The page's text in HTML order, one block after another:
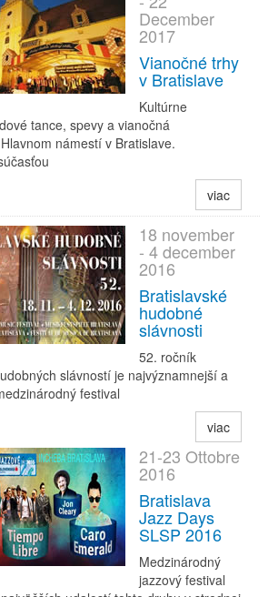
December
2017
Vianočné trhy
v Bratislave
Kultúrne
tance, spevy a vianočná
námestí v Bratislave.
viac
18 november
- 4 december
2016
Bratislavské
hudobné
slávnosti
52. ročník
slávností je najvýznamnejší a
festival
viac
21-23 Ottobre
2016
Bratislava
Jazz Days
SLSP 2016
Medzinárodný
jazzový festival